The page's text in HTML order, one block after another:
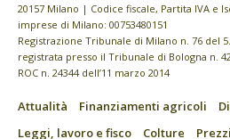
20157 Milano | Codice fiscale, Partita IVA e
imprese di Milano: 00753480151
Registrazione Tribunale di Milano n. 76 del
registrata presso il Tribunale di Bologna n.
ROC n. 24344 dell’11 marzo 2014
Attualità Finanziamenti agricoli
Leggi, lavoro e fisco
Colture